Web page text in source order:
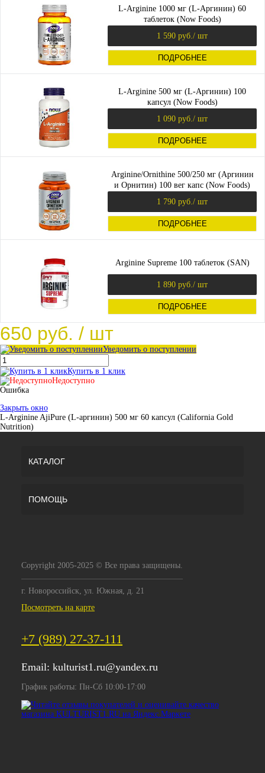
L-Arginine 1000 мг (L-Аргинин) 60
таблеток (Now Foods)
1 590 руб. / шт
ПОДРОБНЕЕ
L-Arginine 500 мг (L-Аргинин) 100
капсул (Now Foods)
1 090 руб. / шт
ПОДРОБНЕЕ
Arginine/Ornithine 500/250 мг (Аргинин
и Орнитин) 100 вег капс (Now Foods)
1 790 руб. / шт
ПОДРОБНЕЕ
Arginine Supreme 100 таблеток (SAN)
1 890 руб. / шт
ПОДРОБНЕЕ
650 руб. / шт
Уведомить о поступлении
Купить в 1 клик
Недоступно
Ошибка
Закрыть окно
L-Arginine AjiPure (L-аргинин) 500 мг 60 капсул (California Gold
Nutrition)
КАТАЛОГ
ПОМОЩЬ
Copyright 2005-2025 © Все права защищены.
г. Новороссийск, ул. Южная, д. 21
Посмотреть на карте
+7 (989) 27-37-111
Email: kulturist1.ru@yandex.ru
График работы: Пн-Сб 10:00-17:00